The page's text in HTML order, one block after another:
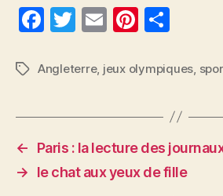
F
c
b
o
o
T
itt
E
ai
Pi
er
t
rt
g
er
Étiquettes
Angleterre, jeux olympiques,
←
Paris : la lecture des
→
le chat aux yeux de fille